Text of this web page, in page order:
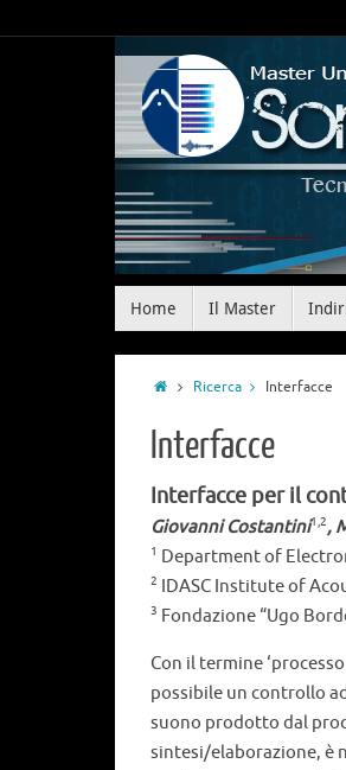
Home Il Master
Ricerca Interfacce
Interfacce
Interfacce per il
Giovanni Costantini1,2,
1 Department of
2 IDASC Institute of
3 Fondazione “Ugo
Con il termine
possibile un controllo
suono prodotto dal
sintesi/elaborazione, è